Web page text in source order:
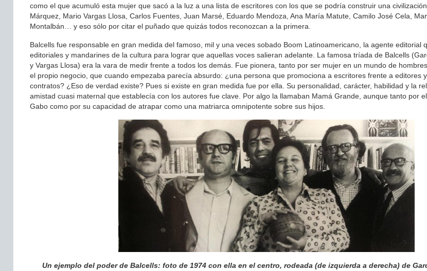
como el que acumuló esta mujer que sacó a la luz a una lista de escritores con los que se podría construir una
Márquez, Mario Vargas Llosa, Carlos Fuentes, Juan Marsé, Eduardo Mendoza, Ana María Matute, Camilo José Cela,
Montalbán… y eso sólo por citar el puñado que quizás todos reconozcan a la primera.
Balcells fue responsable en gran medida del famoso, mil y una veces sobado Boom Latinoamericano, la agente editorial
editoriales y mandarines de la cultura para lograr que aquellas voces salieran adelante. La famosa tríada de Balcells
y Vargas Llosa) era la vara de medir frente a todos los demás. Fue pionera, tanto por ser mujer en un mundo de
el propio negocio, que cuando empezaba parecía absurdo: ¿una persona que promociona a escritores frente a editores
contratos? ¿Eso de verdad existe? Pues si existe en gran medida fue por ella. Su personalidad, carácter, habilidad y la
amistad cuasi maternal que establecía con los autores fue clave. Por algo la llamaban Mamá Grande, aunque tanto por
Gabo como por su capacidad de atrapar como una matriarca omnipotente sobre sus hijos.
Un ejemplo del poder de Balcells: foto de 1974 con ella en el centro, rodeada (de izquierda a derecha) de